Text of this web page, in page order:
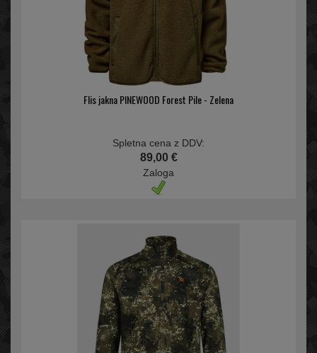
Flis jakna PINEWOOD Forest Pile - Zelena
Spletna cena z DDV:
89,00 €
Zaloga